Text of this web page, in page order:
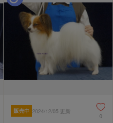
販売中 2024/12/05 更新
0